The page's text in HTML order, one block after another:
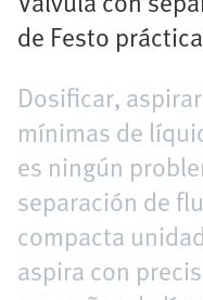
de Festo
Dosificar,
mínimas de
es ningún
separación de
compacta
aspira con